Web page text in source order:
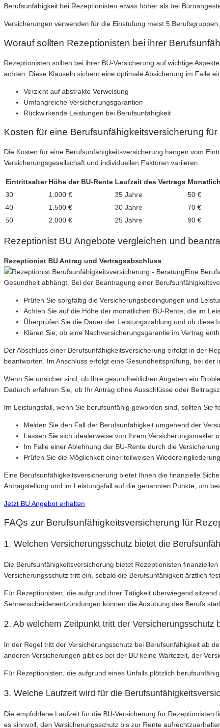
Berufsunfähigkeit bei Rezeptionisten etwas höher als bei
Versicherungen verwenden für die Einstufung meist 5
Worauf sollten Rezeptionisten bei ihrer
Rezeptionisten sollten bei ihrer BU-Versicherung auf wichtige
achten. Diese Klauseln sichern eine optimale Absicherung im Falle
Verzicht auf abstrakte Verweisung
Umfangreiche Versicherungsgarantien
Rückwirkende Leistungen bei Berufsunfähigkeit
Kosten für eine Berufsunfähigkeitsversicherung
Die Kosten für eine Berufsunfähigkeitsversicherung hängen vom
Versicherungsgesellschaft und individuellen Faktoren variieren.
Eintrittsalter Höhe der BU-Rente Laufzeit des Vertrags
30
1.000 € 35 Jahre
50 €
40
1.500 € 30 Jahre
70 €
50
2.000 € 25 Jahre 90 €
Rezeptionist BU Angebote vergleichen und
Rezeptionist BU Antrag und Vertragsabschluss
Eine
Gesundheit abhängt. Bei der Beantragung einer
Prüfen Sie sorgfältig die Versicherungsbedingungen und
Achten Sie auf die Höhe der monatlichen BU-Rente, die im
Überprüfen Sie die Dauer der Leistungszahlung und ob diese
Klären Sie, ob eine Nachversicherungsgarantie im Vertrag
Der Abschluss einer Berufsunfähigkeitsversicherung erfolgt in der
beantworten. Im Anschluss erfolgt eine Gesundheitsprüfung, bei
Wenn Sie unsicher sind, ob Ihre gesundheitlichen Angaben ein
Dadurch erfahren Sie, ob Ihr Antrag ohne Ausschlüsse oder
Im Leistungsfall, wenn Sie berufsunfähig geworden sind, sollten Sie
Melden Sie den Fall der Berufsunfähigkeit umgehend der
Lassen Sie sich idealerweise von Ihrem
Im Falle einer Ablehnung der BU-Rente durch die
Prüfen Sie die Möglichkeit einer teilweisen
Eine Berufsunfähigkeitsversicherung bietet Ihnen die finanzielle
Antragstellung und im Leistungsfall auf die genannten Punkte, um
Jetzt BU Angebot erhalten
FAQs zur Berufsunfähigkeitsversicherung für
1. Welchen Versicherungsschutz bietet die
Die Berufsunfähigkeitsversicherung bietet Rezeptionisten
Versicherungsschutz tritt ein, sobald die Berufsunfähigkeit ärztlich
Für Rezeptionisten, die aufgrund ihrer Tätigkeit überwiegend
Sehnenscheidenentzündungen können die Ausübung des Berufs
2. Ab welchem Zeitpunkt tritt der Versicherungsschutz
In der Regel tritt der Versicherungsschutz bei Berufsunfähigkeit ab
anderen Versicherungen gibt es bei der BU keine Wartezeit, der
Für Rezeptionisten, die aufgrund eines Unfalls plötzlich
3. Welche Laufzeit wird für die
Die empfohlene Laufzeit für die BU-Versicherung für
es sinnvoll, den Versicherungsschutz bis zur Rente